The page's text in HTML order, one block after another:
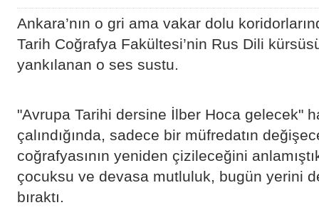
​Ankara’nın o gri ama vakar dolu
Tarih Coğrafya Fakültesi’nin Rus Dili
yankılanan o ses sustu.
"Avrupa Tarihi dersine İlber Hoca gelecek"
çalındığında, sadece bir müfredatın
coğrafyasının yeniden çizileceğini
çocuksu ve devasa mutluluk, bugün yerini
bıraktı.